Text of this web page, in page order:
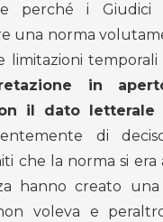
perché i Giudici
una norma
limitazioni
in
il dato letterale
di
che la norma si era
hanno creato
voleva e